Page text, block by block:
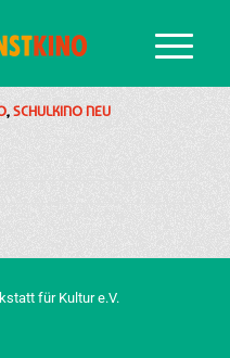
,SCHULKINO NEU
für Kultur e.V.